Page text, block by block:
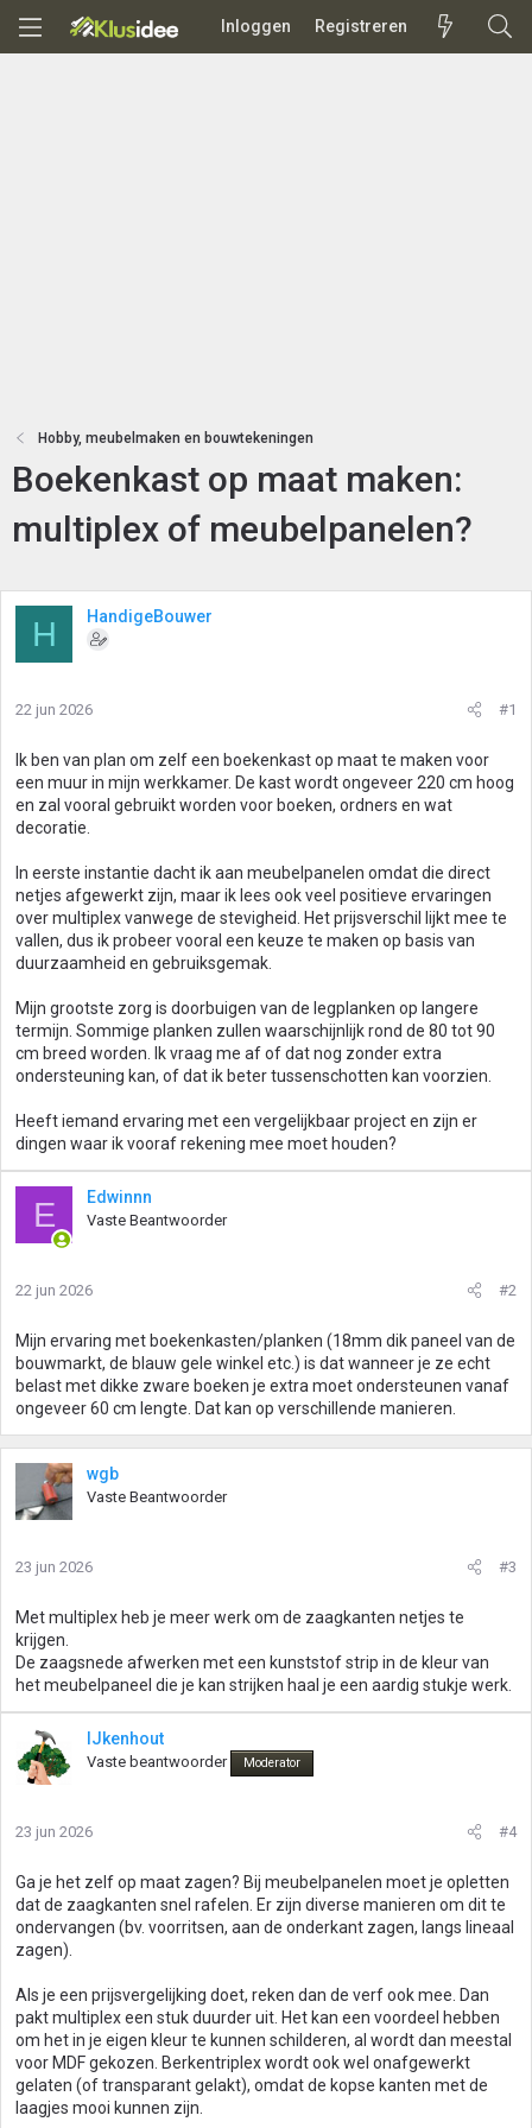
Inloggen Registreren
Hobby, meubelmaken en bouwtekeningen
Boekenkast op maat maken:
multiplex of meubelpanelen?
H HandigeBouwer
22 jun 2026 #1
Ik ben van plan om zelf een boekenkast op maat te maken voor
een muur in mijn werkkamer. De kast wordt ongeveer 220 cm hoog
en zal vooral gebruikt worden voor boeken, ordners en wat
decoratie.
In eerste instantie dacht ik aan meubelpanelen omdat die direct
netjes afgewerkt zijn, maar ik lees ook veel positieve ervaringen
over multiplex vanwege de stevigheid. Het prijsverschil lijkt mee te
vallen, dus ik probeer vooral een keuze te maken op basis van
duurzaamheid en gebruiksgemak.
Mijn grootste zorg is doorbuigen van de legplanken op langere
termijn. Sommige planken zullen waarschijnlijk rond de 80 tot 90
cm breed worden. Ik vraag me af of dat nog zonder extra
ondersteuning kan, of dat ik beter tussenschotten kan voorzien.
Heeft iemand ervaring met een vergelijkbaar project en zijn er
dingen waar ik vooraf rekening mee moet houden?
E Edwinnn
Vaste Beantwoorder
22 jun 2026 #2
Mijn ervaring met boekenkasten/planken (18mm dik paneel van de
bouwmarkt, de blauw gele winkel etc.) is dat wanneer je ze echt
belast met dikke zware boeken je extra moet ondersteunen vanaf
ongeveer 60 cm lengte. Dat kan op verschillende manieren.
wgb
Vaste Beantwoorder
23 jun 2026 #3
Met multiplex heb je meer werk om de zaagkanten netjes te
krijgen.
De zaagsnede afwerken met een kunststof strip in de kleur van
het meubelpaneel die je kan strijken haal je een aardig stukje werk.
IJkenhout
Vaste beantwoorder Moderator
23 jun 2026 #4
Ga je het zelf op maat zagen? Bij meubelpanelen moet je opletten
dat de zaagkanten snel rafelen. Er zijn diverse manieren om dit te
ondervangen (bv. voorritsen, aan de onderkant zagen, langs lineaal
zagen).
Als je een prijsvergelijking doet, reken dan de verf ook mee. Dan
pakt multiplex een stuk duurder uit. Het kan een voordeel hebben
om het in je eigen kleur te kunnen schilderen, al wordt dan meestal
voor MDF gekozen. Berkentriplex wordt ook wel onafgewerkt
gelaten (of transparant gelakt), omdat de kopse kanten met de
laagjes mooi kunnen zijn.